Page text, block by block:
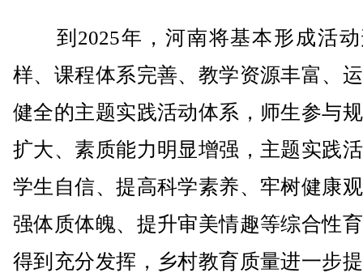
到2025年，河南将基本形成活动
样、课程体系完善、教学资源丰富、
健全的主题实践活动体系，师生参与
扩大、素质能力明显增强，主题实践
学生自信、提高科学素养、牢树健康
强体质体魄、提升审美情趣等综合性
得到充分发挥，乡村教育质量进一步